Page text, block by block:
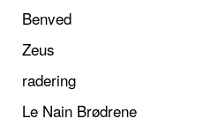
Benved
Zeus
radering
Le Nain Brødrene